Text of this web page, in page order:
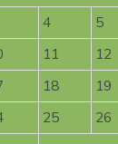
4 5
11 12
18 19
25 26